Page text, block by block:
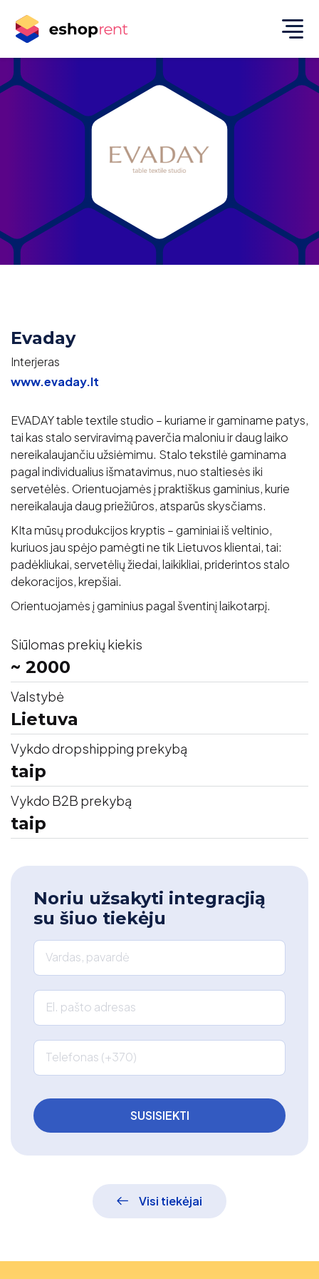
Evaday
Interjeras
www.evaday.lt
EVADAY table textile studio – kuriame ir gaminame patys,
tai kas stalo serviravimą paverčia maloniu ir daug laiko
nereikalaujančiu užsiėmimu. Stalo tekstilė gaminama
pagal individualius išmatavimus, nuo staltiesės iki
servetėlės. Orientuojamės į praktiškus gaminius, kurie
nereikalauja daug priežiūros, atsparūs skysčiams.
KIta mūsų produkcijos kryptis – gaminiai iš veltinio,
kuriuos jau spėjo pamėgti ne tik Lietuvos klientai, tai:
padėkliukai, servetėlių žiedai, laikikliai, priderintos stalo
dekoracijos, krepšiai.
Orientuojamės į gaminius pagal šventinį laikotarpį.
Siūlomas prekių kiekis
~ 2000
Valstybė
Lietuva
Vykdo dropshipping prekybą
taip
Vykdo B2B prekybą
taip
Noriu užsakyti integracjią
su šiuo tiekėju
Vardas, pavardė
El. pašto adresas
Telefonas (+370)
Visi tiekėjai